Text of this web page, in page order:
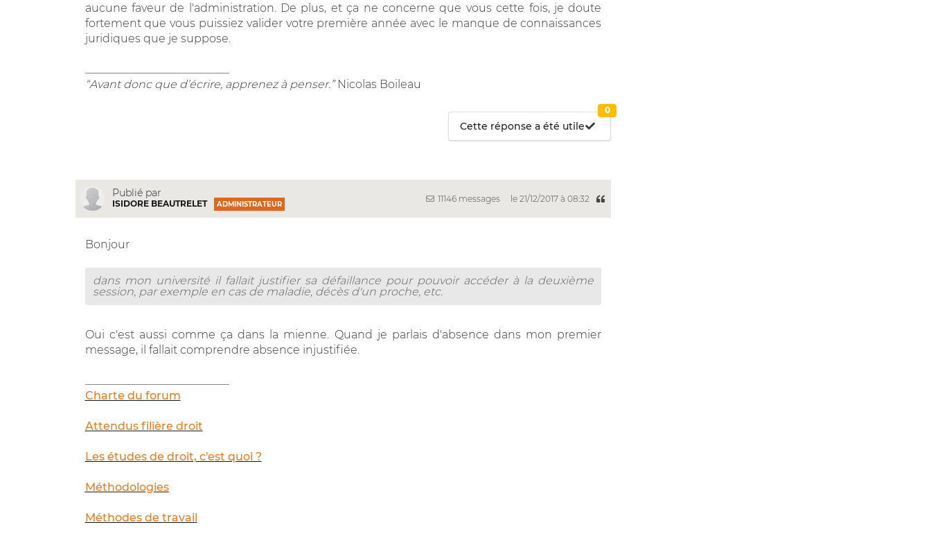
aucune faveur de l'administration. De plus, et ça ne concerne que vous cette fois, je doute
fortement que vous puissiez valider votre première année avec le manque de connaissances
juridiques que je suppose.
“Avant donc que d’écrire, apprenez à penser.”Nicolas Boileau
Cette réponse a été utile
0
Publié par
ISIDORE BEAUTRELET ADMINISTRATEUR
11146 messages le 21/12/2017 à 08:32
Bonjour
dans mon université il fallait justifier sa défaillance pour pouvoir accéder à la deuxième
session, par exemple en cas de maladie, décès d'un proche, etc.
Oui c'est aussi comme ça dans la mienne. Quand je parlais d'absence dans mon premier
message, il fallait comprendre absence injustifiée.
Charte du forum
Attendus filière droit
Les études de droit, c'est quoi ?
Méthodologies
Méthodes de travail